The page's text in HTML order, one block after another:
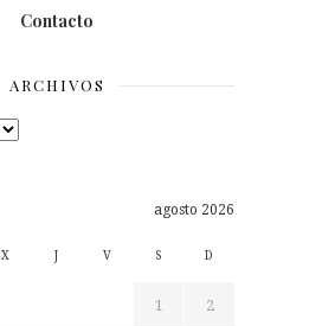
Contacto
ARCHIVOS
agosto 2026
X J V S D
1 2